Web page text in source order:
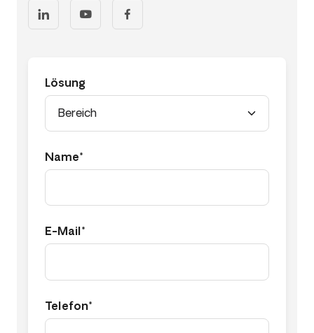
Lösung
Name*
E-Mail*
Telefon*